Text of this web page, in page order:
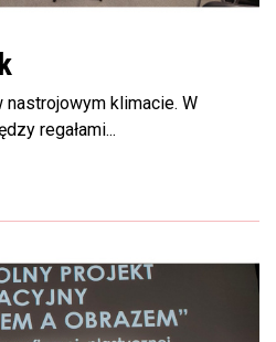
klimacie. W
regałami...